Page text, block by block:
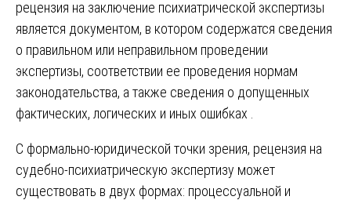
рецензия на заключение психиатрической экспертизы
является документом, в котором содержатся сведения
о правильном или неправильном проведении
экспертизы, соответствии ее проведения нормам
законодательства, а также сведения о допущенных
фактических, логических и иных ошибках .
С формально-юридической точки зрения, рецензия на
судебно-психиатрическую экспертизу может
существовать в двух формах: процессуальной и